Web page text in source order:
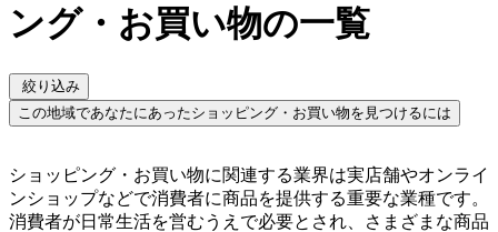
ング・お買い物の一覧
絞り込み
この地域であなたにあったショッピング・お買い物を見つけるには
ショッピング・お買い物に関連する業界は実店舗やオンライ
ンショップなどで消費者に商品を提供する重要な業種です。
消費者が日常生活を営むうえで必要とされ、さまざまな商品